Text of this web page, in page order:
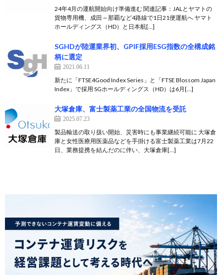
24年4月の運航開始向け準備進む 関連記事：JALとヤマトの
貨物専用機、成田～那覇など4路線で1日21便運航へ ヤマト
ホールディングス（HD）と日本航[…]
SGHDが陸運業界初、GPIF採用ESG指数の全構成銘
柄に選定
2021.06.11
新たに「FTSE4Good Index Series」と「FTSE Blossom Japan
Index」で採用 SGホールディングス（HD）は6月[…]
大塚倉庫、富士製薬工業の全国物流を受託
2025.07.23
製品輸送の取り扱い開始、災害時にも事業継続可能に 大塚倉
庫と女性医療用医薬品などを手掛ける富士製薬工業は7月22
日、業務提携を結んだのに伴い、大塚倉庫[…]